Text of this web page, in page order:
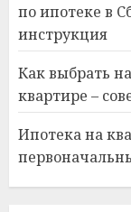
по ипотеке в
инструкция
Как выбрать
квартире –
Ипотека на